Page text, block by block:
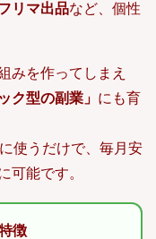
リマ出品など、個性
みを作ってしまえ
ク型の副業」 にも育
使うだけで、毎月安
可能です。
徴